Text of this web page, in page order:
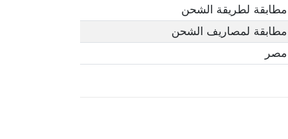
مطابقة لطريقة الشحن
مطابقة لمصاريف الشحن
مصر